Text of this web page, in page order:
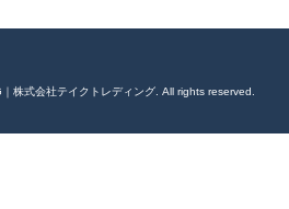
株式会社テイクトレディング. All rights reserved.